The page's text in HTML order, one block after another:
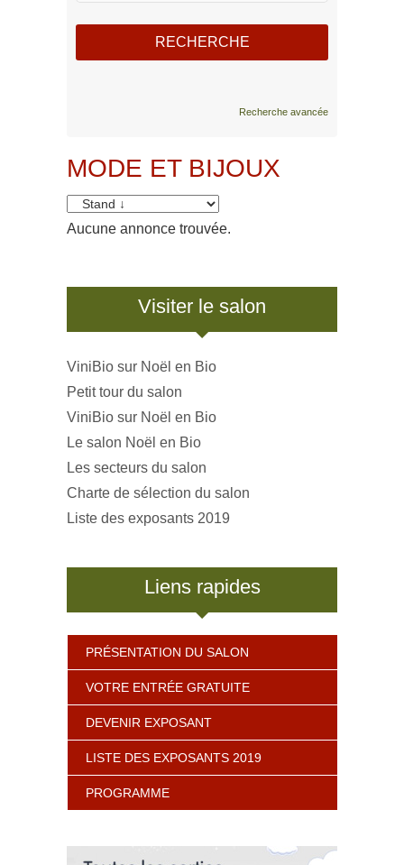
Recherche avancée
MODE ET BIJOUX
Aucune annonce trouvée.
Visiter le salon
ViniBio sur Noël en Bio
Petit tour du salon
ViniBio sur Noël en Bio
Le salon Noël en Bio
Les secteurs du salon
Charte de sélection du salon
Liste des exposants 2019
Liens rapides
PRÉSENTATION DU SALON
VOTRE ENTRÉE GRATUITE
DEVENIR EXPOSANT
LISTE DES EXPOSANTS 2019
PROGRAMME